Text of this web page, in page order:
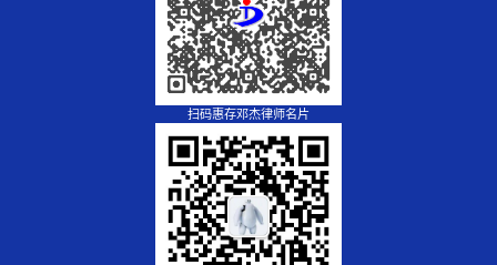
扫码惠存邓杰律师名片